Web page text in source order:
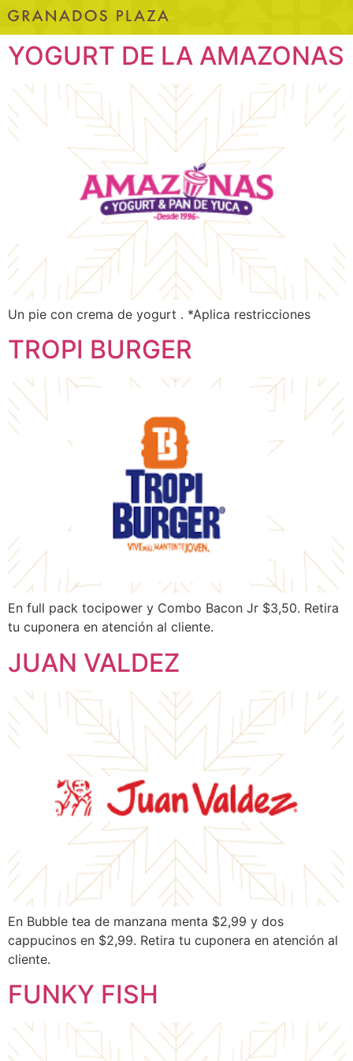
YOGURT DE LA AMAZONAS
Un pie con crema de yogurt . *Aplica restricciones
TROPI BURGER
En full pack tocipower y Combo Bacon Jr $3,50. Retira
tu cuponera en atención al cliente.
JUAN VALDEZ
En Bubble tea de manzana menta $2,99 y dos
cappucinos en $2,99. Retira tu cuponera en atención al
cliente.
FUNKY FISH